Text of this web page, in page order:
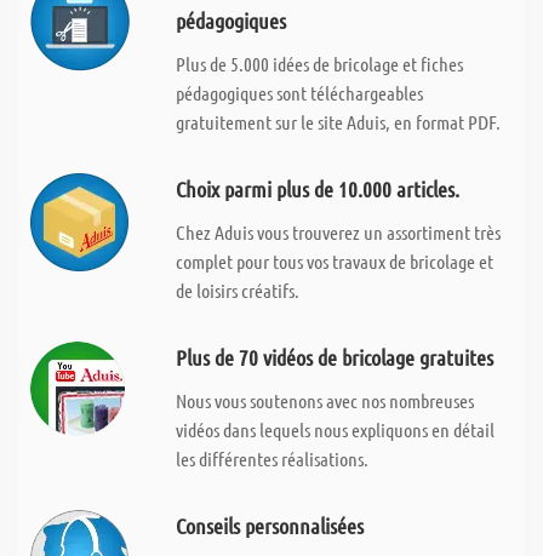
pédagogiques
Plus de 5.000 idées de bricolage et fiches
pédagogiques sont téléchargeables
gratuitement sur le site Aduis, en format PDF.
Choix parmi plus de 10.000 articles.
Chez Aduis vous trouverez un assortiment très
complet pour tous vos travaux de bricolage et
de loisirs créatifs.
Plus de 70 vidéos de bricolage gratuites
Nous vous soutenons avec nos nombreuses
vidéos dans lequels nous expliquons en détail
les différentes réalisations.
Conseils personnalisées